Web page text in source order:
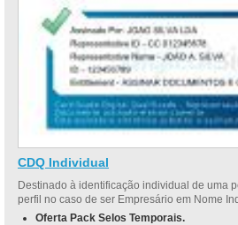
CDQ Individual
Destinado à identificação individual de uma
perfil no caso de ser Empresário em Nome
Oferta Pack Selos Temporais.